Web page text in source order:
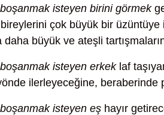
isteyen birini görmek
çok büyük bir üzüntüye
daha büyük ve ateşli
isteyen erkeklaf
ilerleyeceğine, beraberinde
isteyen eş hayır